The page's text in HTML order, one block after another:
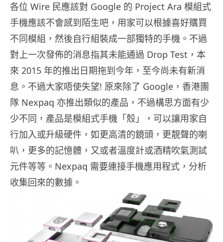
各位 Wire 民應該對 Google 的 Project Ara 模組式
手機應該不會感到陌生吧，用家可以根據喜好購買
不同模組，然後自行組裝成一部獨特的手機。不過
對上一次發佈的消息指其未能通過 Drop Test，本
來 2015 年的推出日期拖到今年，至今尚未有新消
息。不過大家唔使失望! 原來除了 Google，香港團
隊 Nexpaq 亦推出類似的產品，不過構思方面有少
少不同，產品是模組式手機「殼」，可以讓用家自
行加入或升級硬件，如更高清的鏡頭，更靚聲的喇
叭，更多的記憶體，又或者溫度計或酒精吹氣測試
元件等等。Nexpaq 需要連接手機應用程式，分析
收集回來的數據。